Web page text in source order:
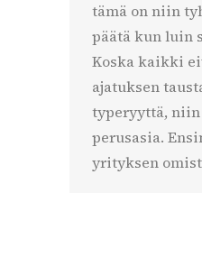
tämä on niin
päätä kun luin
Koska kaikki
ajatuksen
typeryyttä,
perusasia.
yrityksen